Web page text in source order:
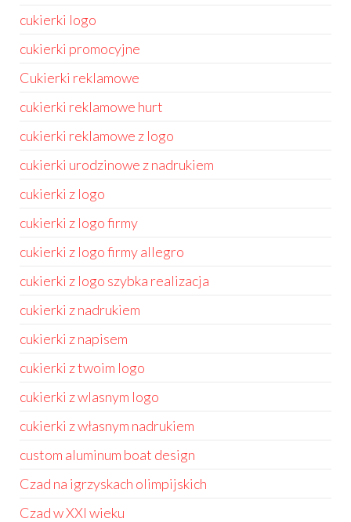
cukierki logo
cukierki promocyjne
Cukierki reklamowe
cukierki reklamowe hurt
cukierki reklamowe z logo
cukierki urodzinowe z nadrukiem
cukierki z logo
cukierki z logo firmy
cukierki z logo firmy allegro
cukierki z logo szybka realizacja
cukierki z nadrukiem
cukierki z napisem
cukierki z twoim logo
cukierki z wlasnym logo
cukierki z własnym nadrukiem
custom aluminum boat design
Czad na igrzyskach olimpijskich
Czad w XXI wieku